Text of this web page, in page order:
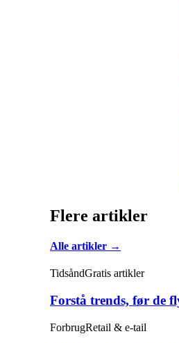
Flere artikler
Alle artikler →
TidsåndGratis artikler
Forstå trends, før de
ForbrugRetail & e-tail